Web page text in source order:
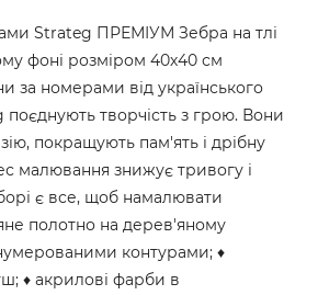
Strateg ПРЕМІУМ Зебра на тлі
фоні розміром 40х40 см
за номерами від українського
творчість з грою. Вони
покращують пам'ять і дрібну
малювання знижує тривогу і
є все, щоб намалювати
полотно на дерев'яному
контурами; ♦
♦ акрилові фарби в